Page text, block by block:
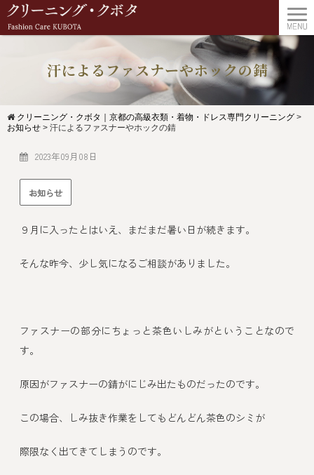
汗によるファスナーやホックの錆
クリーニング・クボタ｜京都の高級衣類・着物・ドレス専門クリーニング >
お知らせ > 汗によるファスナーやホックの錆
2023年09月08日
お知らせ
９月に入ったとはいえ、まだまだ暑い日が続きます。
そんな昨今、少し気になるご相談がありました。
ファスナーの部分にちょっと茶色いしみがということなので
す。
原因がファスナーの錆がにじみ出たものだったのです。
この場合、しみ抜き作業をしてもどんどん茶色のシミが
際限なく出てきてしまうのです。